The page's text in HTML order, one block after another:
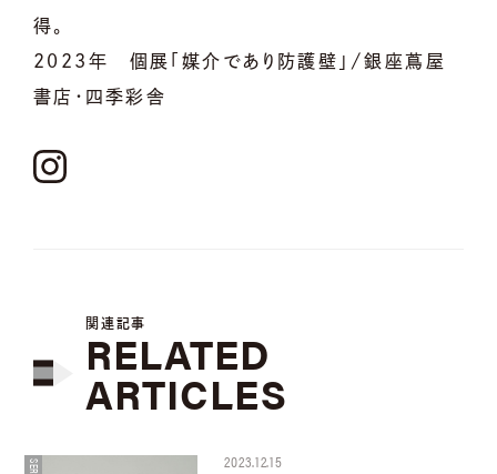
得。
2023年 個展「媒介であり防護壁」/銀座蔦屋
書店・四季彩舎
関連記事
RELATED
ARTICLES
2023.12.15